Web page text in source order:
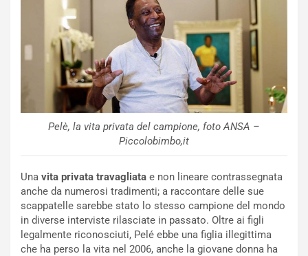
Pelè, la vita privata del campione, foto ANSA –
Piccolobimbo,it
Una vita privata travagliata e non lineare contrassegnata
anche da numerosi tradimenti; a raccontare delle sue
scappatelle sarebbe stato lo stesso campione del mondo
in diverse interviste rilasciate in passato. Oltre ai figli
legalmente riconosciuti, Pelé ebbe una figlia illegittima
che ha perso la vita nel 2006, anche la giovane donna ha